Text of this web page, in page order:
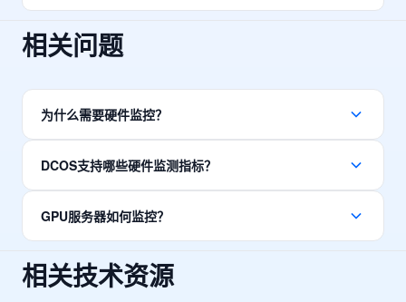
相关问题
为什么需要硬件监控？
以在硬盘损坏、内存故障、风扇失效等问题发生前及时预警，
避免业务中断。硬件监控还能帮助优化数据中心能效，延长设
备寿命。
DCOS支持哪些硬件监测指标？
硬盘、环境温度）、风扇转速和转速控制、电源状态和功耗、
电压监控（12V、5V、3.3V等）、硬盘SMART状态、内存
ECC错误计数等。
GPU服务器如何监控？
度、显存使用率、GPU利用率、功耗等指标。支持多GPU服务
器监控，可设置GPU温度过高或利用率异常等告警规则。
相关技术资源